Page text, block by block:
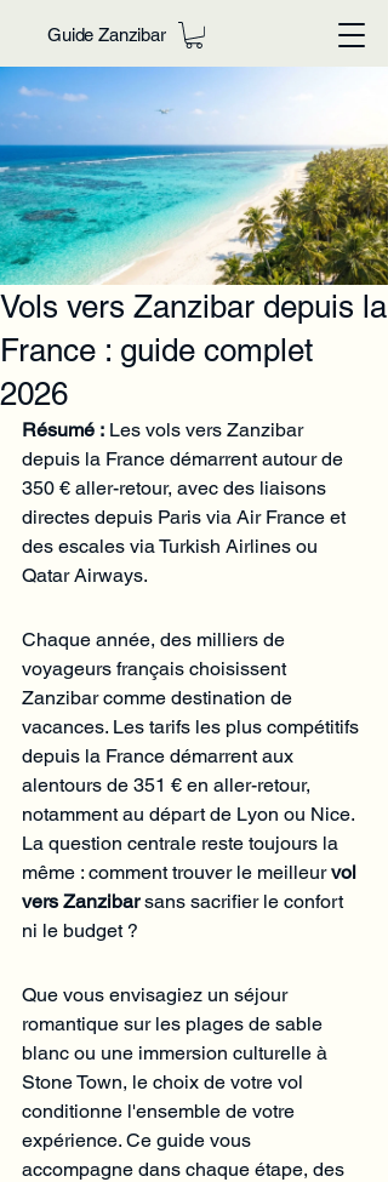
Guide Zanzibar
Vols vers Zanzibar depuis la
France : guide complet
2026
Résumé : Les vols vers Zanzibar
depuis la France démarrent autour de
350 € aller-retour, avec des liaisons
directes depuis Paris via Air France et
des escales via Turkish Airlines ou
Qatar Airways.
Chaque année, des milliers de
voyageurs français choisissent
Zanzibar comme destination de
vacances. Les tarifs les plus compétitifs
depuis la France démarrent aux
alentours de 351 € en aller-retour,
notamment au départ de Lyon ou Nice.
La question centrale reste toujours la
même : comment trouver le meilleur vol
vers Zanzibar sans sacrifier le confort
ni le budget ?
Que vous envisagiez un séjour
romantique sur les plages de sable
blanc ou une immersion culturelle à
Stone Town, le choix de votre vol
conditionne l'ensemble de votre
expérience. Ce guide vous
accompagne dans chaque étape, des